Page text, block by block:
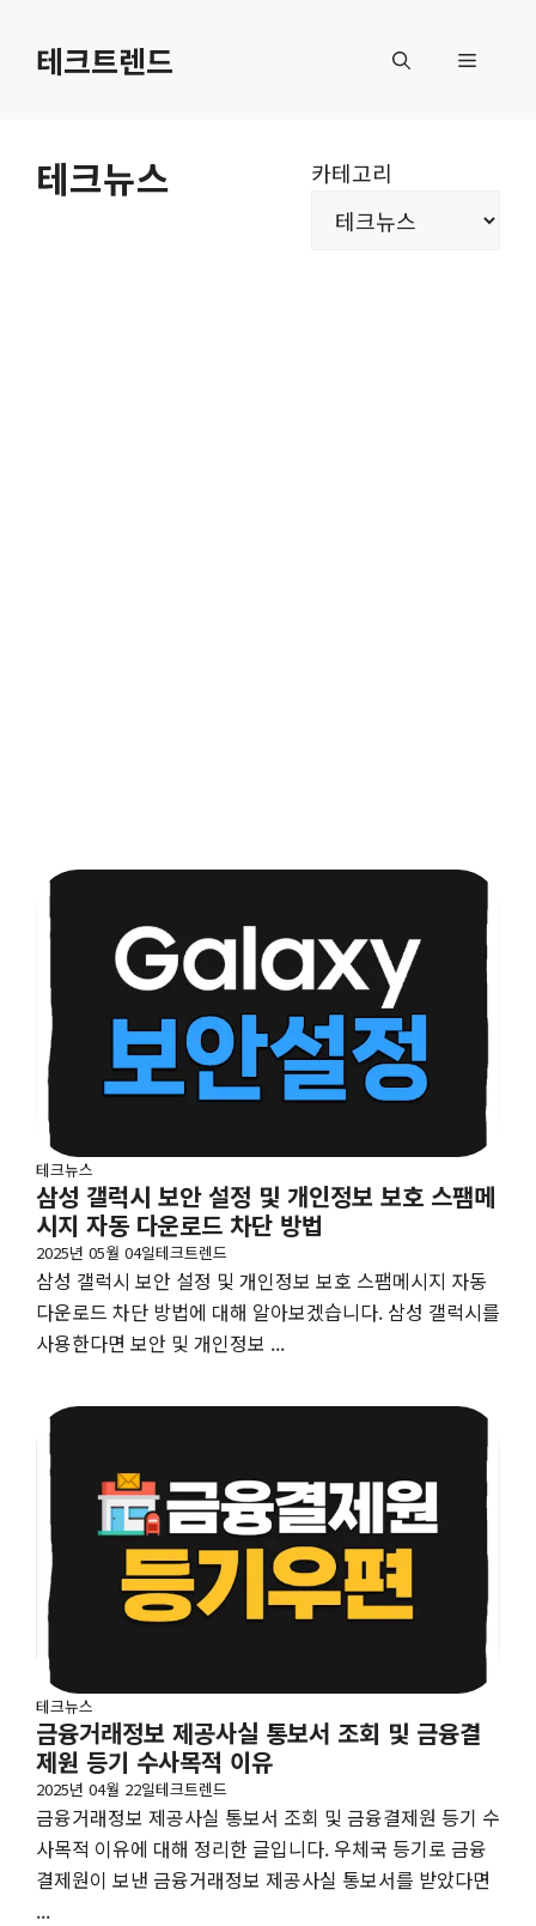
테크트렌드 메
테크뉴스 카테고리
테크뉴스
삼성 갤럭시 보안 설정 및 개인정보 보호 스팸메
시지 자동 다운로드 차단 방법
2025년 05월 04일테크트렌드
삼성 갤럭시 보안 설정 및 개인정보 보호 스팸메시지 자동
다운로드 차단 방법에 대해 알아보겠습니다. 삼성 갤럭시를
사용한다면 보안 및 개인정보 ...
테크뉴스
금융거래정보 제공사실 통보서 조회 및 금융결
제원 등기 수사목적 이유
2025년 04월 22일테크트렌드
금융거래정보 제공사실 통보서 조회 및 금융결제원 등기 수
사목적 이유에 대해 정리한 글입니다. 우체국 등기로 금융
결제원이 보낸 금융거래정보 제공사실 통보서를 받았다면
...